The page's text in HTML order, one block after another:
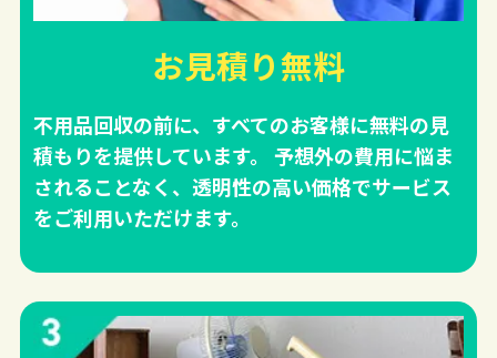
お見積り無料
不用品回収の前に、すべてのお客様に無料の見
積もりを提供しています。 予想外の費用に悩ま
されることなく、透明性の高い価格でサービス
をご利用いただけます。